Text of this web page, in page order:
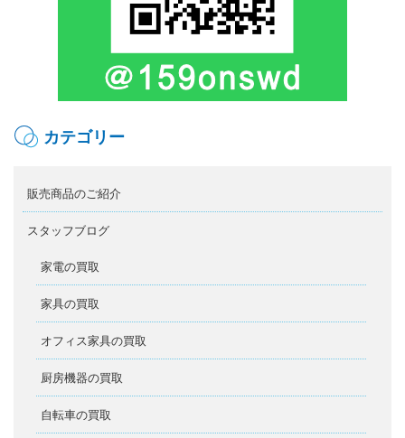
カテゴリー
販売商品のご紹介
スタッフブログ
家電の買取
家具の買取
オフィス家具の買取
厨房機器の買取
自転車の買取